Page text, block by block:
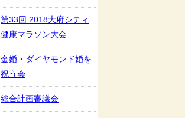
第33回 2018大府シティ
健康マラソン大会
金婚・ダイヤモンド婚を
祝う会
総合計画審議会